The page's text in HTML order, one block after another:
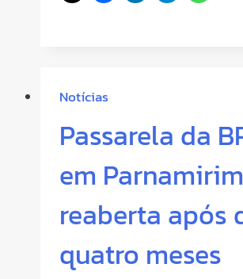
Notícias
Passarela da
em
reaberta após
quatro meses